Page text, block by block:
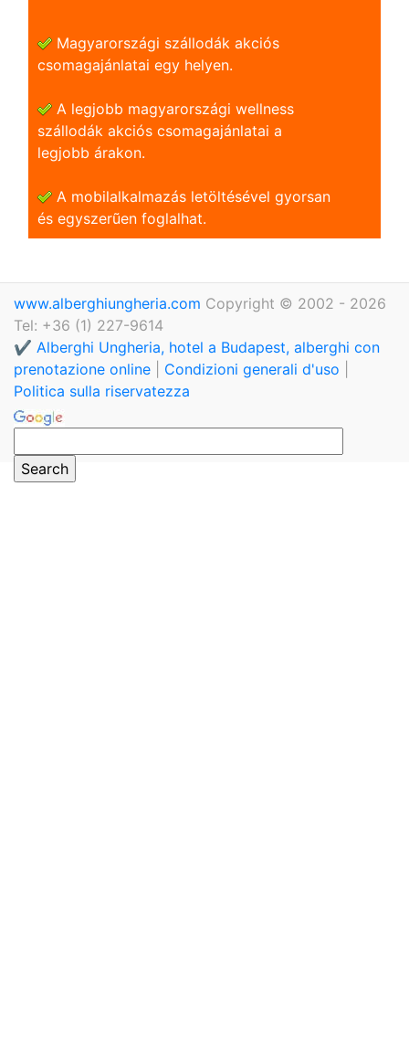
Magyarországi szállodák akciós
csomagajánlatai egy helyen.
A legjobb magyarországi wellness
szállodák akciós csomagajánlatai a
legjobb árakon.
A mobilalkalmazás letöltésével gyorsan
és egyszerũen foglalhat.
www.alberghiungheria.com Copyright © 2002 - 2026
Tel: +36 (1) 227-9614
✔️ Alberghi Ungheria, hotel a Budapest, alberghi con
prenotazione online
Condizioni generali d'uso
Politica sulla riservatezza